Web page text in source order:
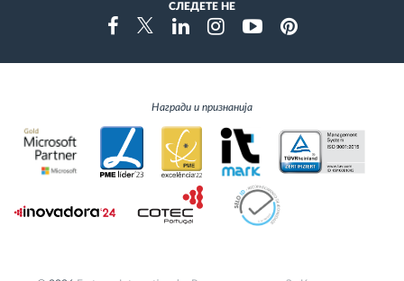
СЛЕДЕТЕ НЕ
FacebookTwitterLinkedinInstragramYoutubePinterest
Награди и признанија